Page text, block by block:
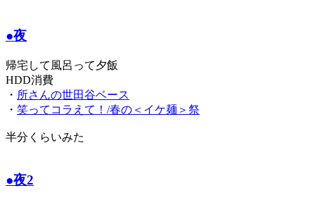
●夜
帰宅して風呂って夕飯
HDD消費
・ 所さんの世田谷ベース
・ 笑ってコラえて！/春の＜イケ麺＞祭
半分くらいみた
●夜2